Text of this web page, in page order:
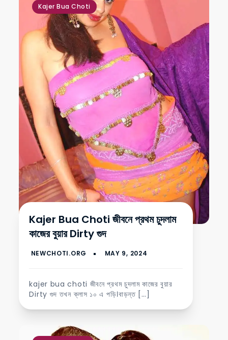
Kajer Bua Choti
Kajer Bua Choti জীবনে প্রথম চুদলাম
কাজের বুয়ার Dirty গুদ
kajer bua choti জীবনে প্রথম চুদলাম কাজের বুয়ার
Dirty গুদ তখন ক্লাস ১০ এ পড়ি।বাড়ন্ত […]